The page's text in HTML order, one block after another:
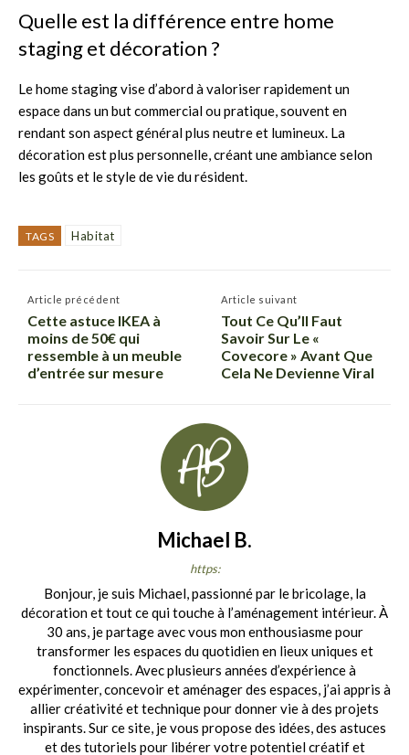
Quelle est la différence entre home
staging et décoration ?
Le home staging vise d’abord à valoriser rapidement un
espace dans un but commercial ou pratique, souvent en
rendant son aspect général plus neutre et lumineux. La
décoration est plus personnelle, créant une ambiance selon
les goûts et le style de vie du résident.
TAGS Habitat
Article précédent
Cette astuce IKEA à
moins de 50€ qui
ressemble à un meuble
d’entrée sur mesure
Article suivant
Tout Ce Qu’Il Faut
Savoir Sur Le «
Covecore » Avant Que
Cela Ne Devienne Viral
Michael B.
https:
Bonjour, je suis Michael, passionné par le bricolage, la
décoration et tout ce qui touche à l’aménagement intérieur. À
30 ans, je partage avec vous mon enthousiasme pour
transformer les espaces du quotidien en lieux uniques et
fonctionnels. Avec plusieurs années d’expérience à
expérimenter, concevoir et aménager des espaces, j’ai appris à
allier créativité et technique pour donner vie à des projets
inspirants. Sur ce site, je vous propose des idées, des astuces
et des tutoriels pour libérer votre potentiel créatif et